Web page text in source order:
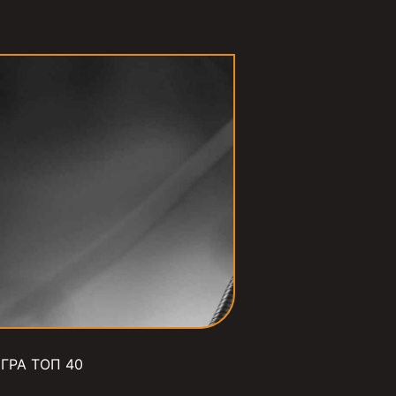
ТОП 40